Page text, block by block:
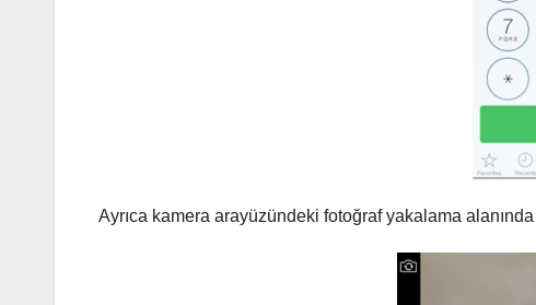
Ayrıca kamera arayüzündeki fotoğraf yakalama